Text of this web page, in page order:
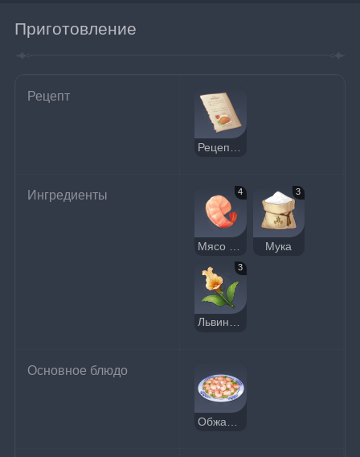
Приготовление
Рецепт
Ингредиенты 4 3
Мука
3
Львиный зев
Основное блюдо